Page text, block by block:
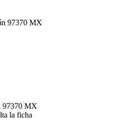
97370 MX
97370 MX
la ficha